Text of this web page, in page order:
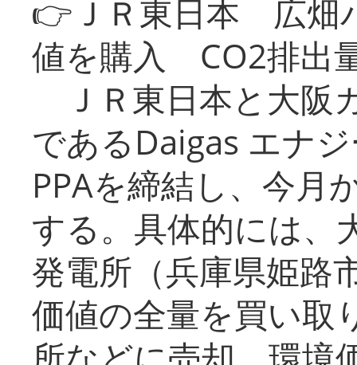
👉ＪＲ東日本 広畑
値を購入 CO2排出
ＪＲ東日本と大阪
であるDaigas エナ
PPAを締結し、今月
する。具体的には、
発電所（兵庫県姫路
価値の全量を買い取